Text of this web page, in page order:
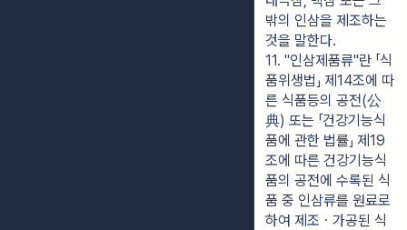
밖의 인삼을 제조하는
것을 말한다.
11. "인삼제품류"란 「식
품위생법」 제14조에 따
른 식품등의 공전(公
典) 또는 「건강기능식
품에 관한 법률」 제19
조에 따른 건강기능식
품의 공전에 수록된 식
품 중 인삼류를 원료로
하여 제조ㆍ가공된 식